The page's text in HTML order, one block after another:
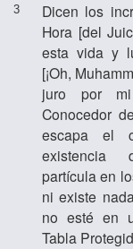
3
Dicen los
Hora [del
esta vida y
[¡Oh,
juro por
Conocedor
escapa el
existencia
partícula en
ni existe
no esté en
Tabla